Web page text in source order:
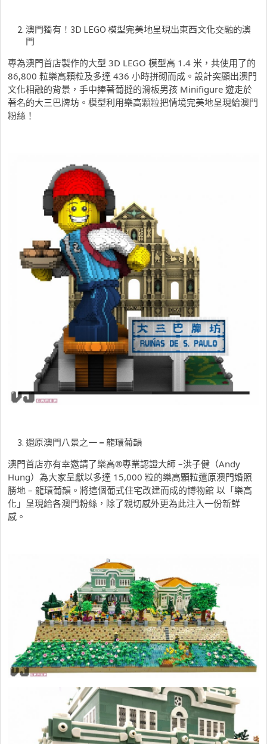
澳門獨有！3D LEGO 模型完美地呈現出東西文化交融的澳
門
專為澳門首店製作的大型 3D LEGO 模型高 1.4 米，共使用了的
86,800 粒樂高顆粒及多達 436 小時拼砌而成。設計突顯出澳門
文化相融的背景，手中捧著葡撻的滑板男孩 Minifigure 遊走於
著名的大三巴牌坊。模型利用樂高顆粒把情境完美地呈現給澳門
粉絲！
還原澳門八景之一– 龍環葡韻
澳門首店亦有幸邀請了樂高®專業認證大師 –洪子健（Andy
Hung）為大家呈獻以多達 15,000 粒的樂高顆粒還原澳門婚照
勝地 – 龍環葡韻。將這個葡式住宅改建而成的博物館 以「樂高
化」呈現給各澳門粉絲，除了親切感外更為此注入一份新鮮
感。